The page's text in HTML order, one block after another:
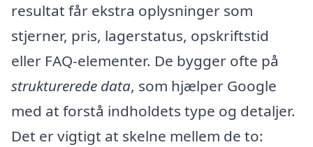
resultat får ekstra oplysninger som
stjerner, pris, lagerstatus, opskriftstid
eller FAQ-elementer. De bygger ofte på
strukturerede data, som hjælper Google
med at forstå indholdets type og detaljer.
Det er vigtigt at skelne mellem de to: